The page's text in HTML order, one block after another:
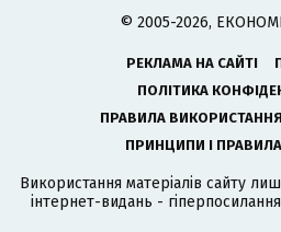
© 2005-2026,
РЕКЛАМА НА САЙТІ
ПОЛІТИКА
ПРАВИЛА ВИКОРИСТАННЯ
ПРИНЦИПИ І
Використання матеріалів сайту
інтернет-видань -